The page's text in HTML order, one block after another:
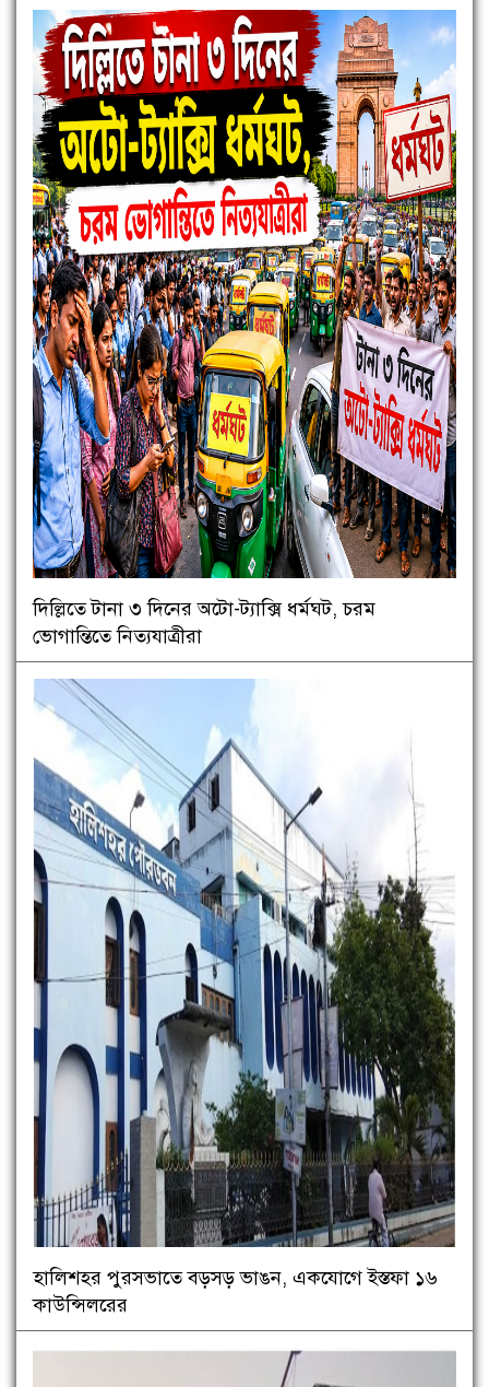
দিল্লিতে টানা ৩ দিনের অটো-ট্যাক্সি ধর্মঘট, চরম
ভোগান্তিতে নিত্যযাত্রীরা
হালিশহর পুরসভাতে বড়সড় ভাঙন, একযোগে ইস্তফা ১৬
কাউন্সিলরের